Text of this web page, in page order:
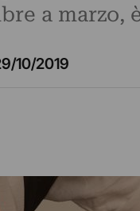
a marzo,
10/2019